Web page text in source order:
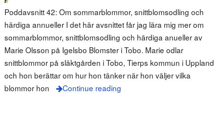
Poddavsnitt 42: Om sommarblommor, snittblomsodling och
härdiga annueller I det här avsnittet får jag lära mig mer om
sommarblommor, snittblomsodling och härdiga anueller av
Marie Olsson på Igelsbo Blomster i Tobo. Marie odlar
snittblommor på släktgården i Tobo, Tierps kommun i Uppland
och hon berättar om hur hon tänker när hon väljer vilka
blommor hon
Continue reading